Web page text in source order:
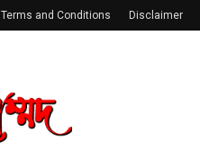
Terms and Conditions Disclaimer